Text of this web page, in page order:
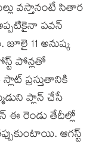
వస్తానంటే సితార
పవన్
11 అనుష్క
పోన్లతో
ప్రస్తుతానికి
ప్లాన్ చేసే
ఈ రెండు తేదీల్లో
ఆగస్ట్